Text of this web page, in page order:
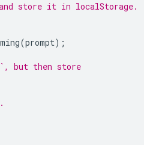
store it in localStorage.
(prompt);
but then store